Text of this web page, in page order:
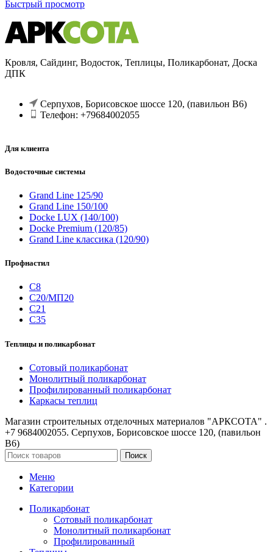
Быстрый просмотр
Кровля, Сайдинг, Водосток, Теплицы, Поликарбонат, Доска
ДПК
Серпухов, Борисовское шоссе 120, (павильон В6)
Телефон: +79684002055
Для клиента
Водосточные системы
Grand Line 125/90
Grand Line 150/100
Docke LUX (140/100)
Docke Premium (120/85)
Grand Line классика (120/90)
Профнастил
С8
С20/МП20
С21
С35
Теплицы и поликарбонат
Сотовый поликарбонат
Монолитный поликарбонат
Профилированный поликарбонат
Каркасы теплиц
Магазин строительных отделочных материалов "АРКСОТА" .
+7 9684002055. Серпухов, Борисовское шоссе 120, (павильон
В6)
Поиск
Меню
Категории
Поликарбонат
Сотовый поликарбонат
Монолитный поликарбонат
Профилированный